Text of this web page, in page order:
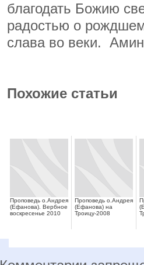
благодать Божию
радостью о
слава во веки.
Похожие статьи
Проповедь о.Андрея
(Ефанова). Вербное
воскресенье 2010
Проповедь о.Андрея
(Ефанова) на
Троицу-2008